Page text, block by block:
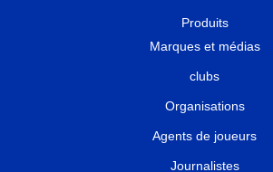
Produits
Marques et médias
clubs
Organisations
Agents de joueurs
Journalistes